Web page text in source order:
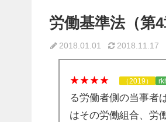
労働基準法（第
2018.01.01 2018.11.17
★★★★ （2019）
る労働者側の当事者
はその労働組合、労